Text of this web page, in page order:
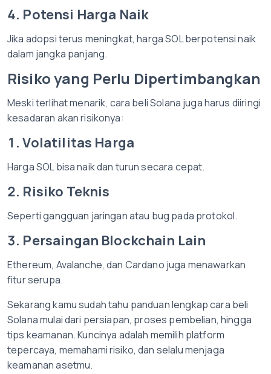
4. Potensi Harga Naik
Jika adopsi terus meningkat, harga SOL berpotensi naik
dalam jangka panjang.
Risiko yang Perlu Dipertimbangkan
Meski terlihat menarik, cara beli Solana juga harus diiringi
kesadaran akan risikonya:
1. Volatilitas Harga
Harga SOL bisa naik dan turun secara cepat.
2. Risiko Teknis
Seperti gangguan jaringan atau bug pada protokol.
3. Persaingan Blockchain Lain
Ethereum, Avalanche, dan Cardano juga menawarkan
fitur serupa.
Sekarang kamu sudah tahu panduan lengkap cara beli
Solana mulai dari persiapan, proses pembelian, hingga
tips keamanan. Kuncinya adalah memilih platform
tepercaya, memahami risiko, dan selalu menjaga
keamanan asetmu.